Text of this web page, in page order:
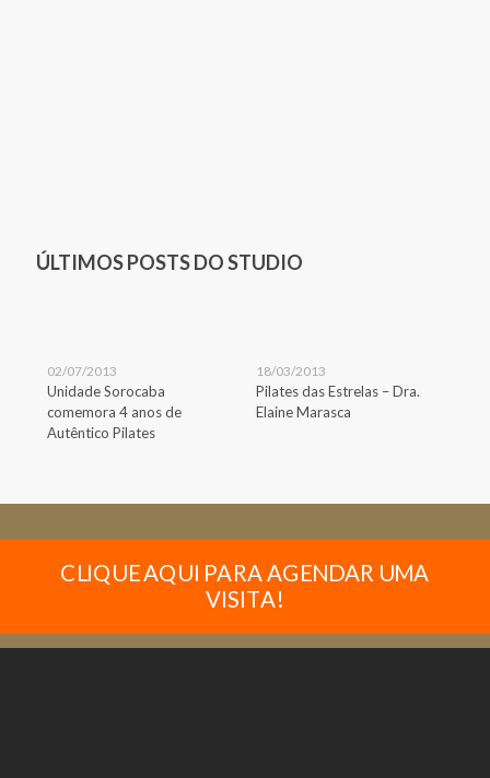
ÚLTIMOS POSTS DO STUDIO
02/07/2013
Unidade Sorocaba
comemora 4 anos de
Autêntico Pilates
18/03/2013
Pilates das Estrelas – Dra.
Elaine Marasca
CLIQUE AQUI PARA AGENDAR UMA
VISITA!